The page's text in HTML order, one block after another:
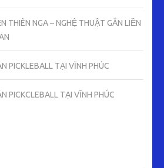
THIÊN NGA – NGHỆ THUẬT GẮN LIỀN
PICKLEBALL TẠI VĨNH PHÚC
PICKCLEBALL TẠI VĨNH PHÚC